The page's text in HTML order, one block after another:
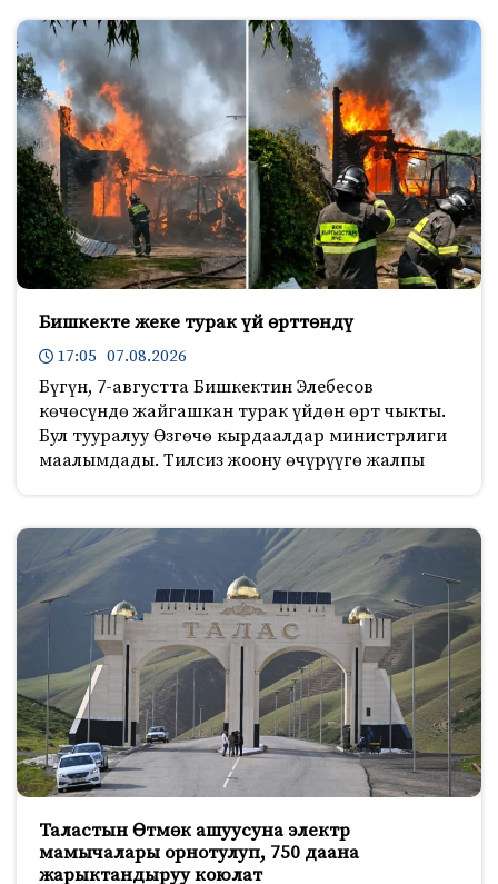
Бишкекте жеке турак үй өрттөндү
17:05 07.08.2026
Бүгүн, 7-августта Бишкектин Элебесов
көчөсүндө жайгашкан турак үйдөн өрт чыкты.
Бул тууралуу Өзгөчө кырдаалдар министрлиги
маалымдады. Тилсиз жоону өчүрүүгө жалпы
Таластын Өтмөк ашуусуна электр
мамычалары орнотулуп, 750 даана
жарыктандыруу коюлат